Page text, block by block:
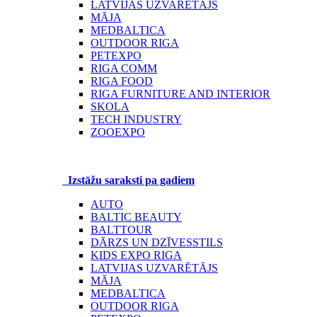
LATVIJAS UZVARĒTĀJS
MĀJA
MEDBALTICA
OUTDOOR RIGA
PETEXPO
RIGA COMM
RIGA FOOD
RIGA FURNITURE AND INTERIOR
SKOLA
TECH INDUSTRY
ZOOEXPO
Izstāžu saraksti pa gadiem
AUTO
BALTIC BEAUTY
BALTTOUR
DĀRZS UN DZĪVESSTILS
KIDS EXPO RIGA
LATVIJAS UZVARĒTĀJS
MĀJA
MEDBALTICA
OUTDOOR RIGA